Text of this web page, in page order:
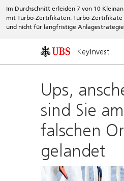
Im Durchschnitt erleiden 7 von 10
mit Turbo-Zertifikaten. Turbo-Zertifikate
und nicht für langfristige
KeyInvest
Ups,
sind Sie am
falschen
gelandet